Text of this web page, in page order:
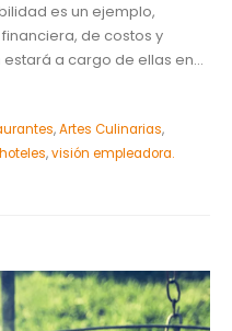
es un ejemplo,
de costos y
a cargo de ellas en...
,Artes Culinarias,
,visión empleadora.